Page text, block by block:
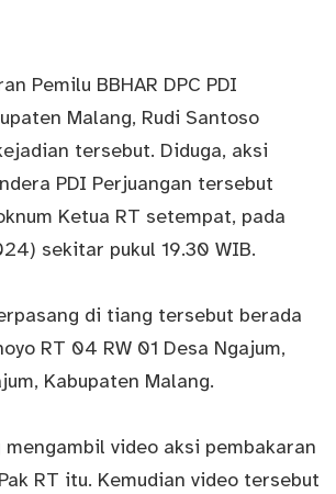
Pemilu BBHAR DPC PDI
Malang, Rudi Santoso
tersebut. Diduga, aksi
PDI Perjuangan tersebut
Ketua RT setempat, pada
sekitar pukul 19.30 WIB.
di tiang tersebut berada
RT 04 RW 01 Desa Ngajum,
Kabupaten Malang.
mengambil video aksi pembakaran
RT itu. Kemudian video tersebut